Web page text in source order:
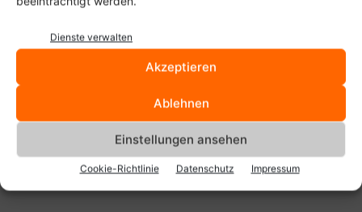
Dienste verwalten
Akzeptieren
Ablehnen
Einstellungen ansehen
Cookie-Richtlinie Datenschutz Impressum